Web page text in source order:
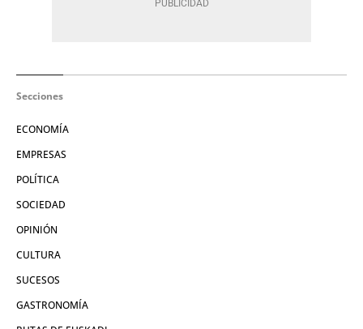
Secciones
ECONOMÍA
EMPRESAS
POLÍTICA
SOCIEDAD
OPINIÓN
CULTURA
SUCESOS
GASTRONOMÍA